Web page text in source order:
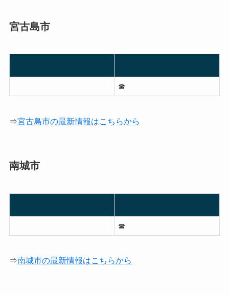
宮古島市
☎︎
⇒宮古島市の最新情報はこちらから
南城市
☎︎
⇒南城市の最新情報はこちらから